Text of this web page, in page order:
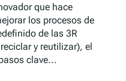
que hace
los procesos de
de las 3R
y reutilizar), el
clave...